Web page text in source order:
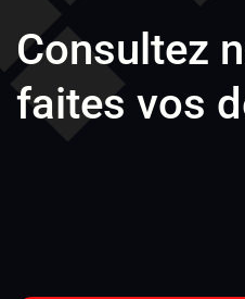
Consultez
faites vos